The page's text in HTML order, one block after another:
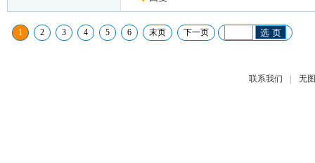
1 2 3 4 5 6 末页 下一页 选 页
联系我们 | 无